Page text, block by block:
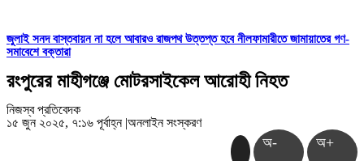
জুলাই সনদ বাস্তবায়ন না হলে আবারও রাজপথ উত্তপ্ত হবে নীলফামারীতে জামায়াতের গণ-
সমাবেশে বক্তারা
রংপুরের মাহীগঞ্জে মোটরসাইকেল আরোহী নিহত
নিজস্ব প্রতিবেদক
১৫ জুন ২০২৫, ৭:১৬ পূর্বাহ্ন |অনলাইন সংস্করণ
অ- অ+